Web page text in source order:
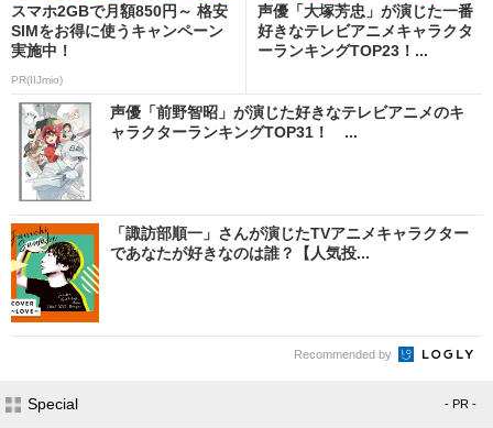
スマホ2GBで月額850円～ 格安
SIMをお得に使うキャンペーン
実施中！
PR(IIJmio)
声優「大塚芳忠」が演じた一番
好きなテレビアニメキャラクタ
ーランキングTOP23！...
声優「前野智昭」が演じた好きなテレビアニメのキ
ャラクターランキングTOP31！ ...
「諏訪部順一」さんが演じたTVアニメキャラクター
であなたが好きなのは誰？【人気投...
Recommended by
Special - PR -